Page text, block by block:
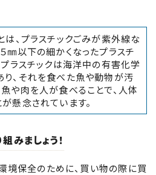
は、プラスチックごみが紫外線な
㎜以下の細かくなったプラスチ
プラスチックは海洋中の有害化学
、それを食べた魚や動物が汚
や肉を人が食べることで、人体
懸念されています。
みましょう！
保全のために、買い物の際に買